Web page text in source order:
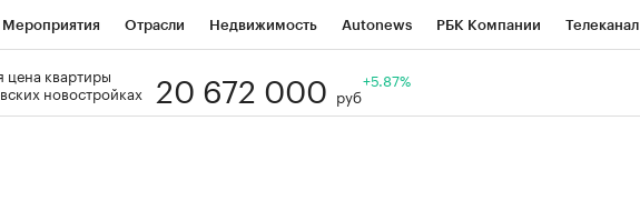
Мероприятия Отрасли Недвижимость Autonews РБК Компании Телеканал
Визионеры
цена квартиры
новостройках
20 672 000 руб
+5.87%